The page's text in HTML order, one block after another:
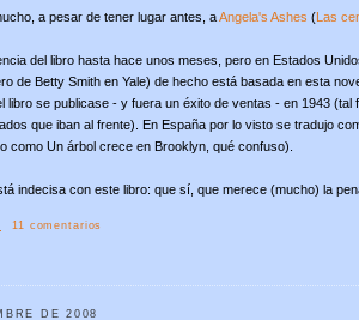
a pesar de tener lugar antes, aAngela's Ashes (Las
del libro hasta hace unos meses, pero en Estados
de Betty Smith en Yale) de hecho está basada en esta
libro se publicase - y fuera un éxito de ventas - en 1943 (tal
que iban al frente). En España por lo visto se tradujo
como Un árbol crece en Brooklyn, qué confuso).
indecisa con este libro: que sí, que merece (mucho) la
11 comentarios
DE 2008